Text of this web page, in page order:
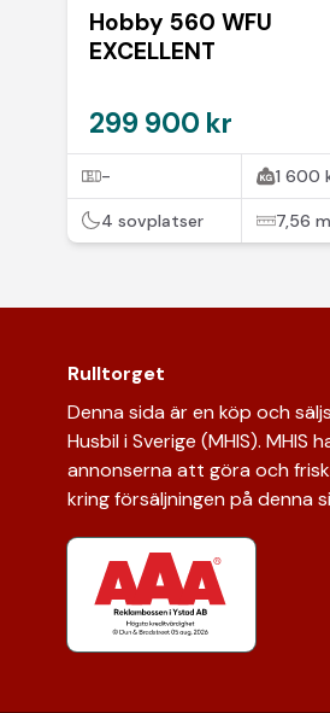
Hobby 560 WFU
EXCELLENT
299 900 kr
- 1 600
4 sovplatser 7,56 m
Rulltorget
Denna sida är en köp och
Husbil i Sverige (MHIS). MHIS
annonserna att göra och
kring försäljningen på denna